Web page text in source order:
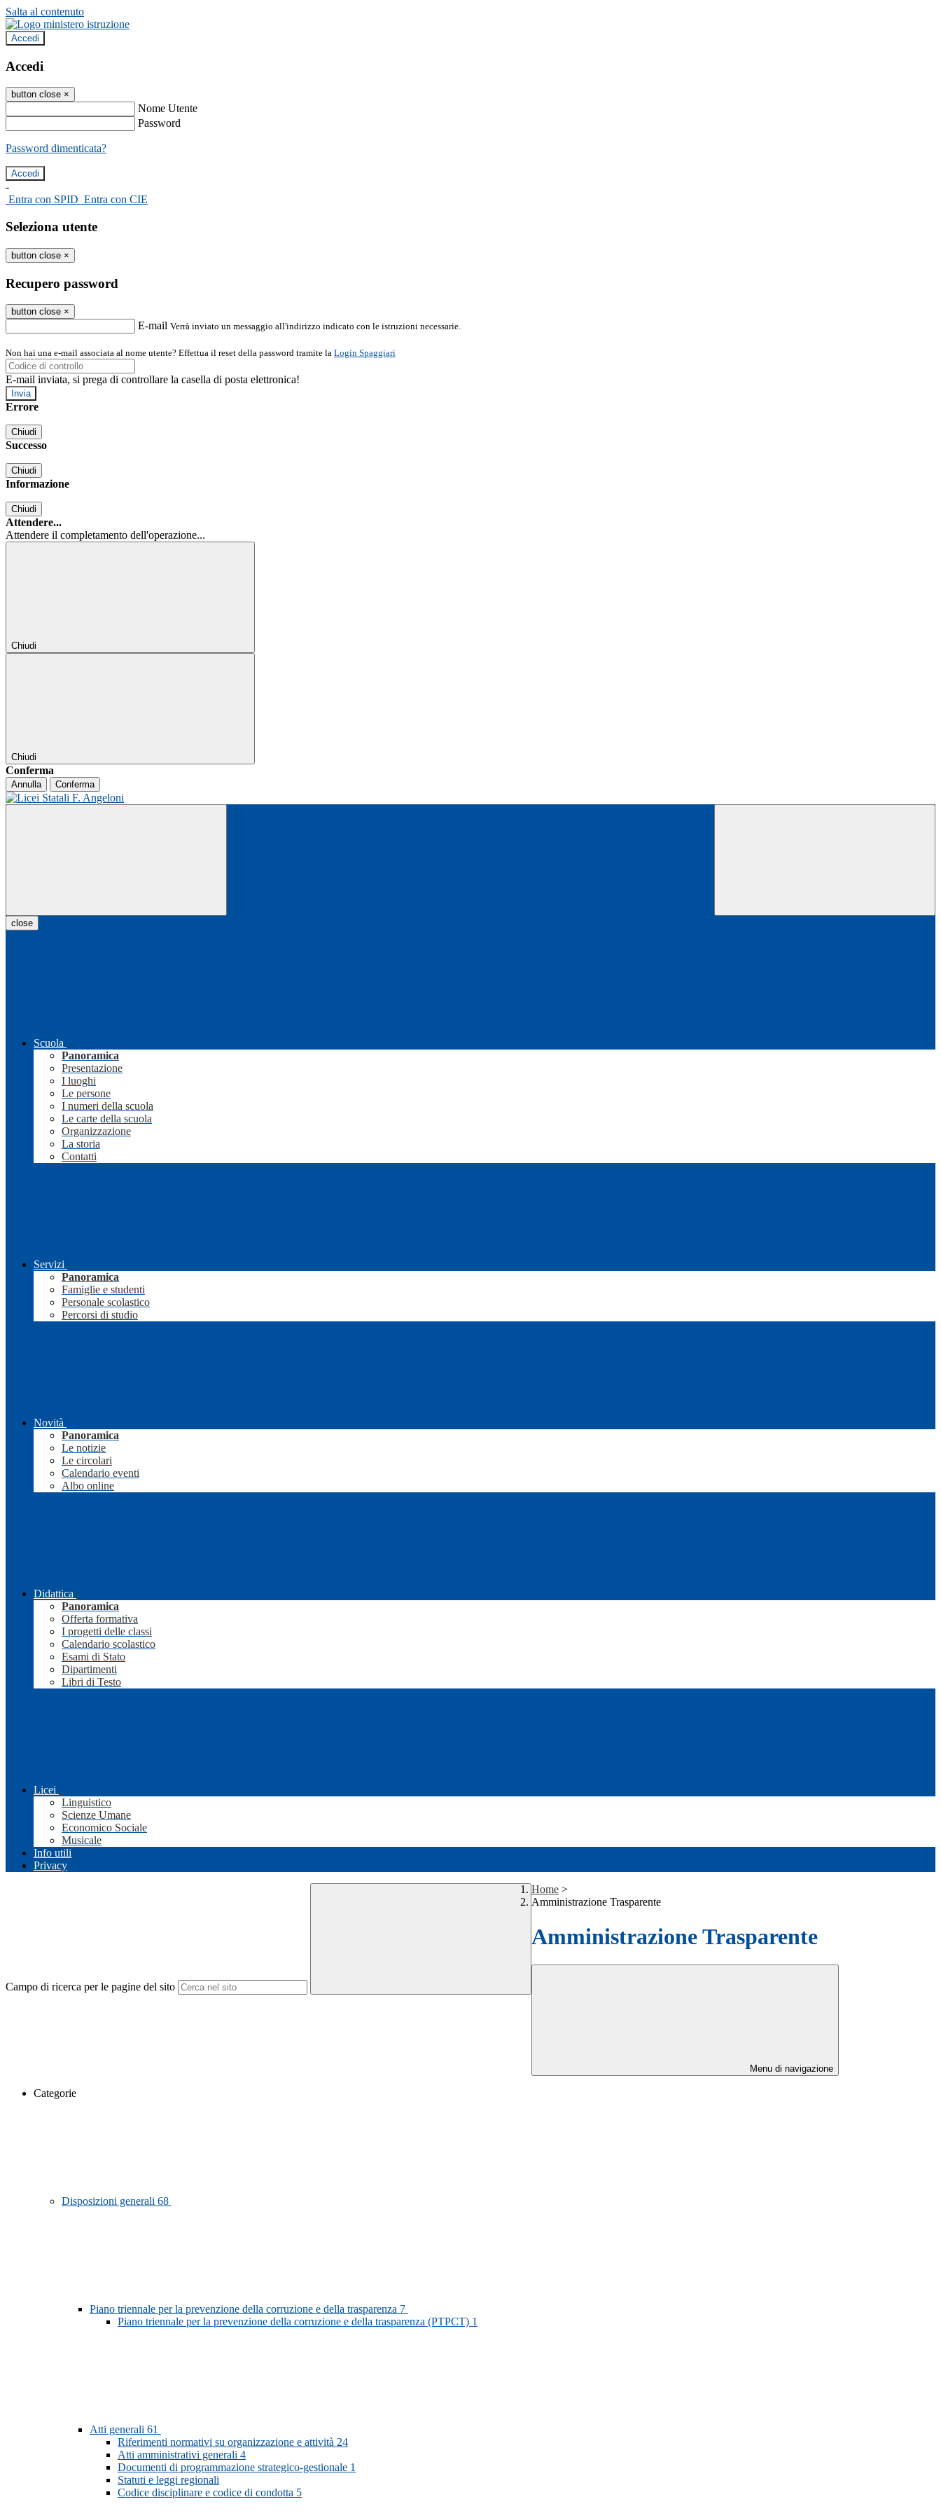
Salta al contenuto
Accedi
Accedi
button close ×
Nome Utente
Password
Password dimenticata?
-
Entra con SPID Entra con CIE
Seleziona utente
button close ×
Recupero password
button close ×
E-mail Verrà inviato un messaggio all'indirizzo indicato con le istruzioni necessarie.
Non hai una e-mail associata al nome utente? Effettua il reset della password tramite la Login Spaggiari
E-mail inviata, si prega di controllare la casella di posta elettronica!
Errore
Chiudi
Successo
Chiudi
Informazione
Chiudi
Attendere...
Attendere il completamento dell'operazione...
Chiudi
Chiudi
Conferma
Annulla Conferma
close
Scuola
Panoramica
Presentazione
I luoghi
Le persone
I numeri della scuola
Le carte della scuola
Organizzazione
La storia
Contatti
Servizi
Panoramica
Famiglie e studenti
Personale scolastico
Percorsi di studio
Novità
Panoramica
Le notizie
Le circolari
Calendario eventi
Albo online
Didattica
Panoramica
Offerta formativa
I progetti delle classi
Calendario scolastico
Esami di Stato
Dipartimenti
Libri di Testo
Licei
Linguistico
Scienze Umane
Economico Sociale
Musicale
Info utili
Privacy
Campo di ricerca per le pagine del sito
Home >
Amministrazione Trasparente
Amministrazione Trasparente
Menu di navigazione
Categorie
Disposizioni generali 68
Piano triennale per la prevenzione della corruzione e della trasparenza 7
Piano triennale per la prevenzione della corruzione e della trasparenza (PTPCT) 1
Atti generali 61
Riferimenti normativi su organizzazione e attività 24
Atti amministrativi generali 4
Documenti di programmazione strategico-gestionale 1
Statuti e leggi regionali
Codice disciplinare e codice di condotta 5